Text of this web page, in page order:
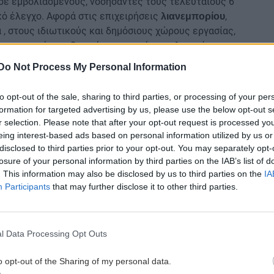
Do Not Process My Personal Information
opt-out of the sale, sharing to third parties, or processing of your
for targeted advertising by us, please use the below opt-out
selection. Please note that after your opt-out request is processed
interest-based ads based on personal information utilized by us
to third parties prior to your opt-out. You may separately
of your personal information by third parties on the IAB’s list of
This information may also be disclosed by us to third parties on the
Participants that may further disclose it to other third parties.
Data Processing Opt Outs
opt-out of the Sharing of my personal data.
έλεγχο. Αφορά στις επιχειρήσεις λιανεμπορίου,
ιδιωτικούς και δημόσιους χώρους εργασίας,
αισθητικής στους χώρους λατρείας.
εμβολιασμού, ή πιστοποιητικού
ελέγχου για κορονοϊό COVID-19 (PCR ή rapid
τους στο κατάστημα).
έλεγχο( self-test) ,εντός των τελευταίων
χώρο.
για εμβολιασμένους ή νοσήσαντες από κορονοϊό
διασκέδασης συμπεριλαμβανομένων κλειστών
, εστίαση, (εστιατόρια, καφέ, ίντερνετ καφέ)
εικαστικών και λοιπών καλλιτεχνικών
θέατρα, συνέδρια,γυμναστήρια
επιτρέπεται μόνο σε άτομα που έχουν
Οι επισκέπτες εισέρχονται κατόπιν